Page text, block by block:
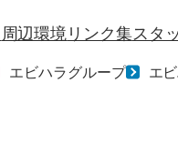
周辺環境リンク集スタ
エビハラグループ エ